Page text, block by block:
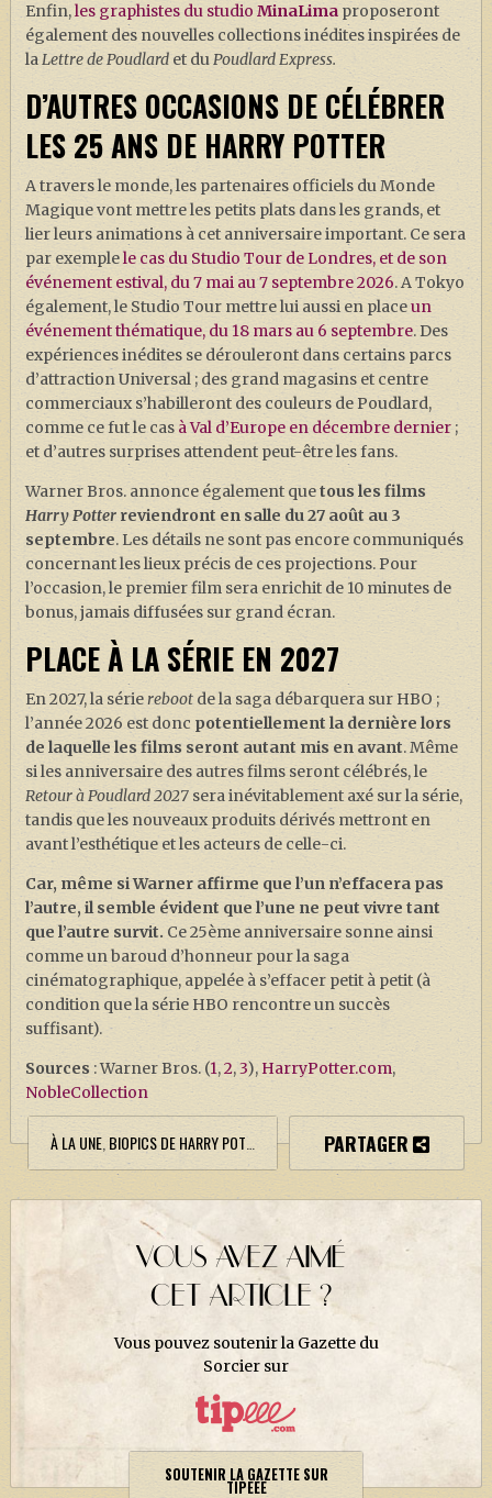
Enfin,les graphistes du studio MinaLima proposeront
également des nouvelles collections inédites inspirées de
laLettre de Poudlardet duPoudlard Express.
D’AUTRES OCCASIONS DE CÉLÉBRER
LES 25 ANS DE HARRY POTTER
A travers le monde, les partenaires officiels du Monde
Magique vont mettre les petits plats dans les grands, et
lier leurs animations à cet anniversaire important. Ce sera
par exemplele cas du Studio Tour de Londres, et de son
événement estival, du 7 mai au 7 septembre 2026. A Tokyo
également, le Studio Tour mettre lui aussi en placeun
événement thématique, du 18 mars au 6 septembre. Des
expériences inédites se dérouleront dans certains parcs
d’attraction Universal ; des grand magasins et centre
commerciaux s’habilleront des couleurs de Poudlard,
comme ce fut le cas à Val d’Europe en décembre dernier;
et d’autres surprises attendent peut-être les fans.
Warner Bros. annonce également quetous les films
Harry Potterreviendront en salle du 27 août au 3
septembre. Les détails ne sont pas encore communiqués
concernant les lieux précis de ces projections. Pour
l’occasion, le premier film sera enrichit de 10 minutes de
bonus, jamais diffusées sur grand écran.
PLACE À LA SÉRIE EN 2027
En 2027, la sériereboot de la saga débarquera sur HBO ;
l’année 2026 est donc potentiellement la dernière lors
de laquelle les films seront autant mis en avant. Même
si les anniversaire des autres films seront célébrés, le
Retour à Poudlard2027 sera inévitablement axé sur la série,
tandis que les nouveaux produits dérivés mettront en
avant l’esthétique et les acteurs de celle-ci.
Car, même si Warner affirme que l’un n’effacera pas
l’autre, il semble évident que l’une ne peut vivre tant
que l’autre survit. Ce 25ème anniversaire sonne ainsi
comme un baroud d’honneur pour la saga
cinématographique, appelée à s’effacer petit à petit (à
condition que la série HBO rencontre un succès
suffisant).
Sources : Warner Bros. (1,2,3),HarryPotter.com,
NobleCollection
À LA UNE,BIOPICS DE HARRY POTTER ÉVÉNEMENTS,L'ÉCOLE DES SORCIERS
PARTAGER
VOUS AVEZ AIMÉ
CET ARTICLE ?
Vous pouvez soutenir la Gazette du
Sorcier sur
SOUTENIR LA GAZETTE SUR
TIPEEE